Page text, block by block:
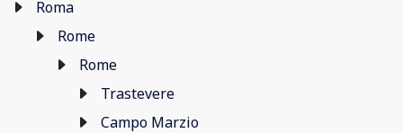
Roma
Rome
Rome
Trastevere
Campo Marzio